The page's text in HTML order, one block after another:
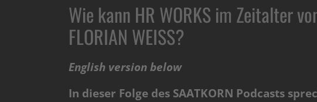
Wie kann HR WORKS im Zeitalter
FLORIAN WEISS?
English version below
In dieser Folge des SAATKORN Podcasts